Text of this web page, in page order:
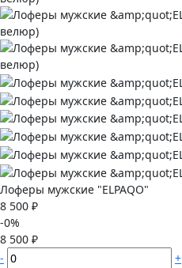
Лоферы мужские "ELPAQO"
8 500 ₽
-0%
8 500 ₽
-
+